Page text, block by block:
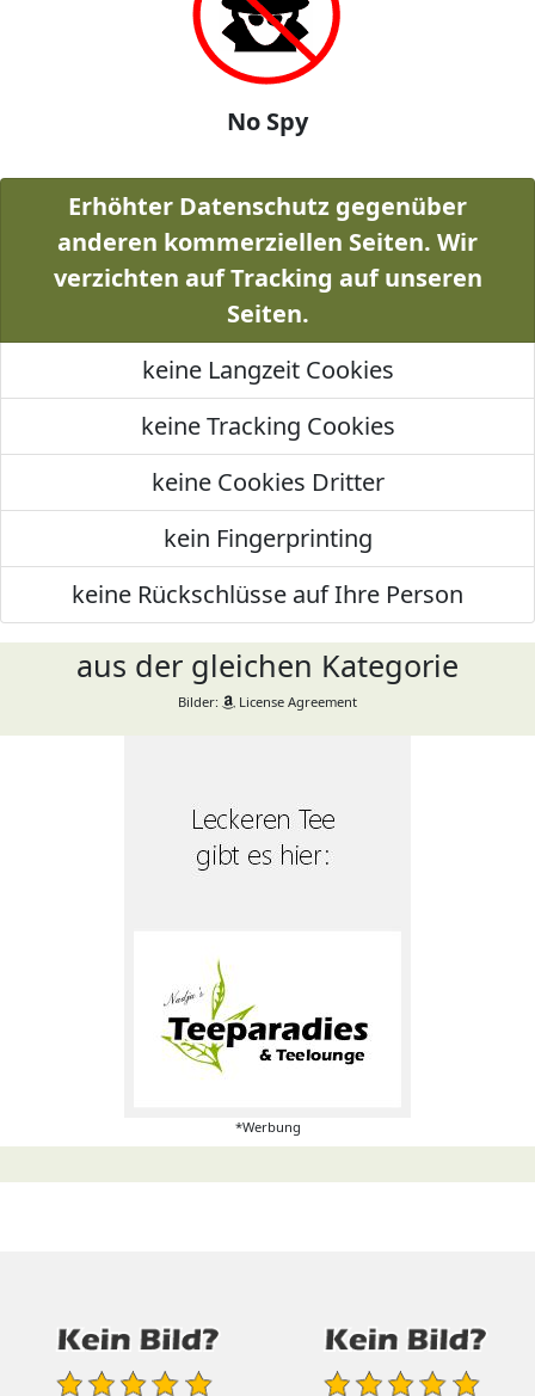
No Spy
Erhöhter Datenschutz gegenüber
anderen kommerziellen Seiten. Wir
verzichten auf Tracking auf unseren
Seiten.
keine Langzeit Cookies
keine Tracking Cookies
keine Cookies Dritter
kein Fingerprinting
keine Rückschlüsse auf Ihre Person
aus der gleichen Kategorie
Bilder: License Agreement
*Werbung